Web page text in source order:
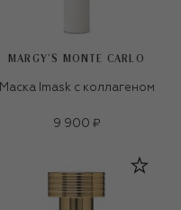
MARGY’S MONTE CARLO
Маска Imask с коллагеном
9 900 ₽